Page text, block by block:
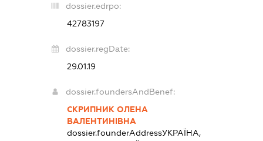
dossier.edrpo:
42783197
dossier.regDate:
29.01.19
dossier.foundersAndBenef:
СКРИПНИК ОЛЕНА
ВАЛЕНТИНІВНА
dossier.founderAddressУКРАЇНА,